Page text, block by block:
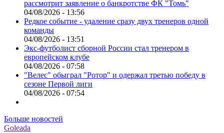
рассмотрит заявление о банкротстве ФК "Томь"
04/08/2026 - 13:56
Редкое событие - удаление сразу двух тренеров одной
команды
04/08/2026 - 13:51
Экс-футболист сборной России стал тренером в
европейском клубе
04/08/2026 - 07:58
"Велес" обыграл "Ротор" и одержал третью победу в
сезоне Первой лиги
04/08/2026 - 07:54
Больше новостей
Goleada